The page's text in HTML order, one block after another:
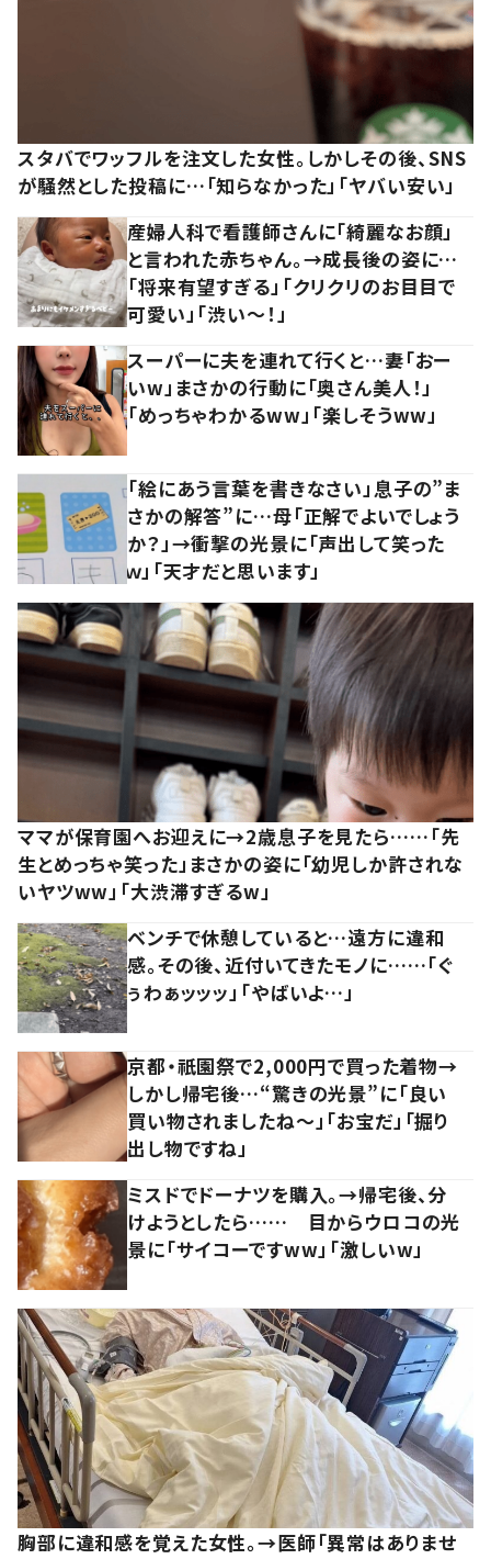
スタバでワッフルを注文した女性。しかしその後、SNS
が騒然とした投稿に…「知らなかった」「ヤバい安い」
産婦人科で看護師さんに「綺麗なお顔」
と言われた赤ちゃん。→成長後の姿に…
「将来有望すぎる」「クリクリのお目目で
可愛い」「渋い～！」
スーパーに夫を連れて行くと…妻「おー
いw」まさかの行動に「奥さん美人！」
「めっちゃわかるww」「楽しそうww」
「絵にあう言葉を書きなさい」息子の”ま
さかの解答”に…母「正解でよいでしょう
か？」→衝撃の光景に「声出して笑った
ｗ」「天才だと思います」
ママが保育園へお迎えに→2歳息子を見たら……「先
生とめっちゃ笑った」まさかの姿に「幼児しか許されな
いヤツww」「大渋滞すぎるw」
ベンチで休憩していると…遠方に違和
感。その後、近付いてきたモノに……「ぐ
ぅわぁッッッ」「やばいよ…」
京都・祇園祭で2,000円で買った着物→
しかし帰宅後…“驚きの光景”に「良い
買い物されましたね～」「お宝だ」「掘り
出し物ですね」
ミスドでドーナツを購入。→帰宅後、分
けようとしたら…… 目からウロコの光
景に「サイコーですww」「激しいw」
胸部に違和感を覚えた女性。→医師「異常はありませ